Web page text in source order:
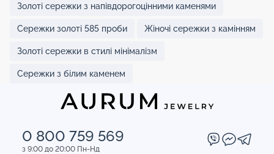
Золоті сережки з напівдорогоцінними каменями
Сережки золоті 585 проби Жіночі сережки з камінням
Золоті сережки в стилі мінімалізм
Сережки з білим каменем
0 800 759 569
з 9:00 до 20:00 Пн-Нд